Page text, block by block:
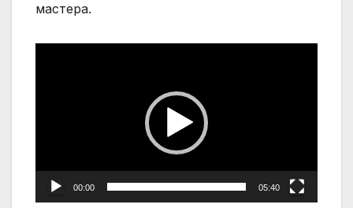
мастера.
00:00 05:40